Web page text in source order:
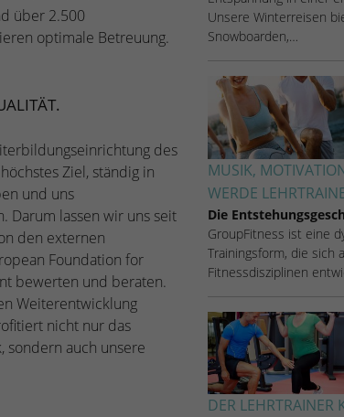
über 2.500
optimale Betreuung.
des
Ziel, ständig in
und uns
Darum lassen wir uns seit
den externen
Foundation for
bewerten und beraten.
Weiterentwicklung
nicht nur das
sondern auch unsere
Unsere Winterreisen
Snowboarden,…
MUSIK,
WERDE
Die
GroupFitness ist eine
Trainingsform, die sich
Fitnessdisziplinen
DER LEHRTRAINER
Zugang zu geschützten Bereichen gewährt.
weisen eine randoly generierte Nummer zu, um
eindeutige Besucher zu identifizieren.
_gid
1 Tag
Dieses Cookie wird von Google Analytics
installiert. Das Cookie wird verwendet, um
Informationen darüber zu speichern, wie
Besucher eine Website nutzen, und hilft bei der
Erstellung eines Analyseberichts darüber, wie es
der Website geht. Die erhobenen Daten
umfassen die Anzahl der Besucher, die Quelle,
aus der sie stammen, und die Seiten in